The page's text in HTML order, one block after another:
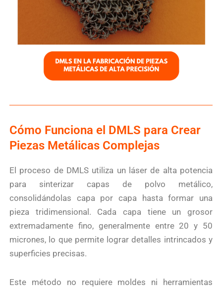
Cómo Funciona el DMLS para Crear
Piezas Metálicas Complejas
El proceso de DMLS utiliza un láser de alta potencia
para sinterizar capas de polvo metálico,
consolidándolas capa por capa hasta formar una
pieza tridimensional. Cada capa tiene un grosor
extremadamente fino, generalmente entre 20 y 50
micrones, lo que permite lograr detalles intrincados y
superficies precisas.
Este método no requiere moldes ni herramientas